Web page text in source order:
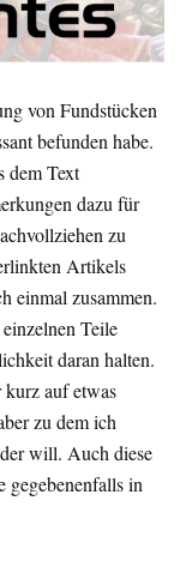
von Fundstücken
befunden habe.
dem Text
dazu für
zu
Artikels
einmal zusammen.
Teile
daran halten.
kurz auf etwas
zu dem ich
will. Auch diese
gegebenenfalls in